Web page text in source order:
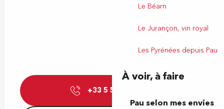
Le Béarn
Le Jurançon, vin royal
Les Pyrénées depuis Pau
À voir, à faire
Pau selon mes envies
+33 5 59 32 31